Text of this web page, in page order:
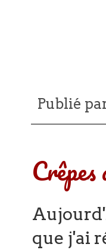
Publié
Crêpes
que j'ai